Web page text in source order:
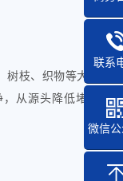
枝、织物等大颗粒
从源头降低堵塞风
联系
微信